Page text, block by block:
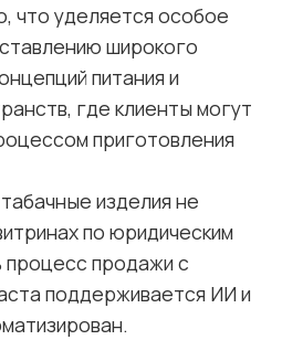
что уделяется особое
широкого
питания и
где клиенты могут
приготовления
изделия не
по юридическим
процесс продажи с
поддерживается ИИ и